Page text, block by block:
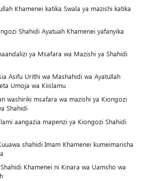
Khamenei katika Swala ya mazishi katika
Shahidi Ayatuah Khamenei yafanyika
ya Msafara wa Mazishi ya Shahidi
Asifu Urithi wa Mashahidi wa Ayatullah
Umoja wa Kiislamu
washiriki msafara wa mazishi ya Kiongozi
Shahidi
aangazia mapenzi ya Kiongozi Shahidi
shahidi Imam Khamenei kumeimarisha
Khamenei ni Kinara wa Uamsho wa